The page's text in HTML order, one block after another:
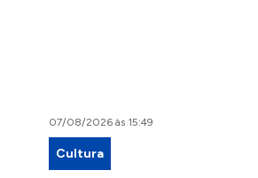
07/08/2026 às 15:49
Cultura